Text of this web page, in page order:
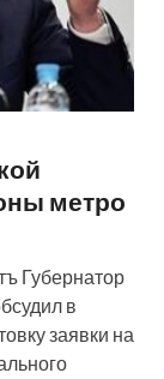
метро
Губернатор
в
заявки на